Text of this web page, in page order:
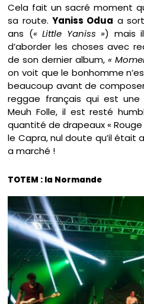
Cela fait un sacré moment
sa route.Yaniss Odua a
ans (« Little Yaniss ») mais
d’aborder les choses avec
de son dernier album,«
on voit que le bonhomme
beaucoup avant de
reggae français qui est une
Meuh Folle, il est resté
quantité de drapeaux «
le Capra, nul doute qu’il était
a marché !
TOTEM : la Normande